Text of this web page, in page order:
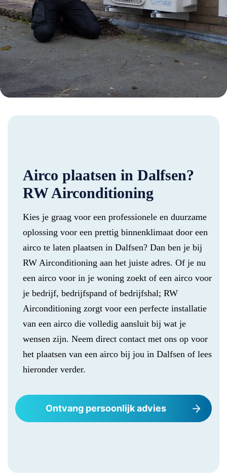
Airco plaatsen in Dalfsen?
RW Airconditioning
Kies je graag voor een professionele en duurzame
oplossing voor een prettig binnenklimaat door een
airco te laten plaatsen in Dalfsen? Dan ben je bij
RW Airconditioning aan het juiste adres. Of je nu
een airco voor in je woning zoekt of een airco voor
je bedrijf, bedrijfspand of bedrijfshal; RW
Airconditioning zorgt voor een perfecte installatie
van een airco die volledig aansluit bij wat je
wensen zijn. Neem direct contact met ons op voor
het plaatsen van een airco bij jou in Dalfsen of lees
hieronder verder.
Ontvang persoonlijk advies